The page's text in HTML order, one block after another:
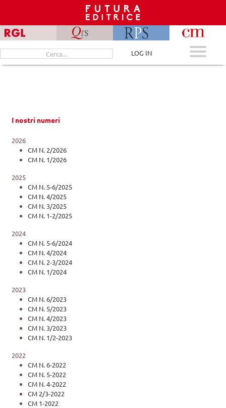
content
Cerca
per:
LOG IN
I nostri numeri
2026
CM N. 2/2026
CM N. 1/2026
2025
CM N. 5-6/2025
CM N. 4/2025
CM N. 3/2025
CM N. 1-2/2025
2024
CM N. 5-6/2024
CM N. 4/2024
CM N. 2-3/2024
CM N. 1/2024
2023
CM N. 6/2023
CM N. 5/2023
CM N. 4/2023
CM N. 3/2023
CM N. 1/2-2023
2022
CM N. 6-2022
CM N. 5-2022
CM N. 4-2022
CM 2/3-2022
CM 1-2022